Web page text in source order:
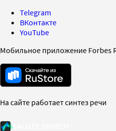
Telegram
ВКонтакте
YouTube
Мобильное приложение Forbes
На сайте работает синтез речи